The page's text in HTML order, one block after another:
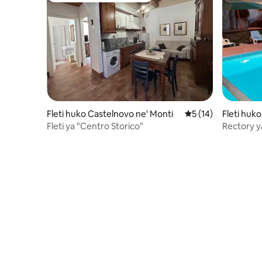
Fleti huko Castelnovo ne' Monti Ukadiriaji wa
5 (14)
Fleti ya "Centro Storico"
Fleti
Rectory